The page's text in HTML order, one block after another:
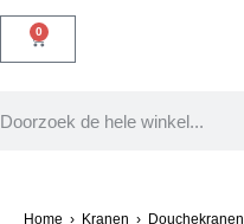
0
Home › Kranen › Douchekranen